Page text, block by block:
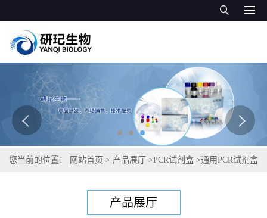
您当前的位置： 网站首页 > 产品展厅 >PCR试剂盒 >通用PCR试剂盒
产品展厅